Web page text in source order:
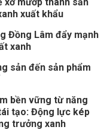
xuất khẩu
Đồng Lâm đẩy mạnh
xanh
sản đến sản phẩm
bền vững từ năng
tạo: Động lực kép
trưởng xanh